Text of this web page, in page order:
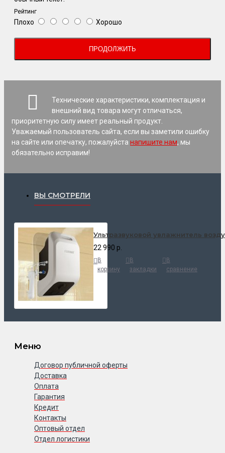
Рейтинг
Плохо Хорошо
ПРОДОЛЖИТЬ
Технические характеристики, комплектация и
внешний вид товара могут отличаться,
приоритетную силу имеет реальный продукт.
Уважаемый пользователь сайта, если вы заметили ошибку
на сайте или опечатку, пожалуйста напишите нам, мы
обязательно исправим!
ВЫ СМОТРЕЛИ
Ультразвуковой увлажнитель
22 990 р.
В
корзину
В
закладки
В
сравнение
Меню
Договор публичной оферты
Доставка
Оплата
Гарантия
Кредит
Контакты
Оптовый отдел
Отдел логистики